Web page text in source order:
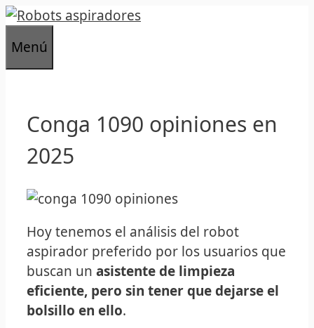
Saltar
contenido
Menú
Conga 1090 opiniones en
2025
Hoy tenemos el análisis del robot
aspirador preferido por los usuarios que
buscan un asistente de limpieza
eficiente, pero sin tener que dejarse el
bolsillo en ello.